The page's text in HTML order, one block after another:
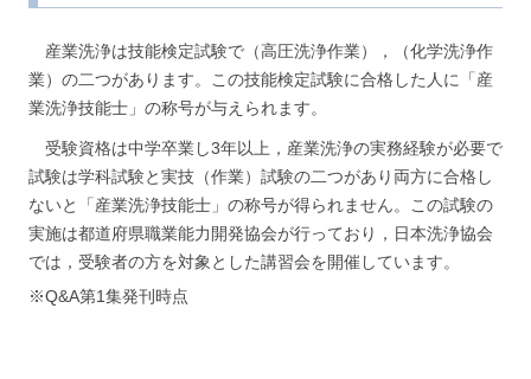
産業洗浄は技能検定試験で（高圧洗浄作業），（化学洗浄作
業）の二つがあります。この技能検定試験に合格した人に「産
業洗浄技能士」の称号が与えられます。
受験資格は中学卒業し3年以上，産業洗浄の実務経験が必要で
試験は学科試験と実技（作業）試験の二つがあり両方に合格し
ないと「産業洗浄技能士」の称号が得られません。この試験の
実施は都道府県職業能力開発協会が行っており，日本洗浄協会
では，受験者の方を対象とした講習会を開催しています。
※Q&A第1集発刊時点